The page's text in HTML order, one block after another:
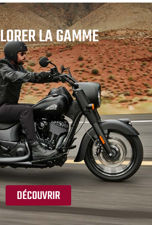
LA GAMME
DÉCOUVRIR